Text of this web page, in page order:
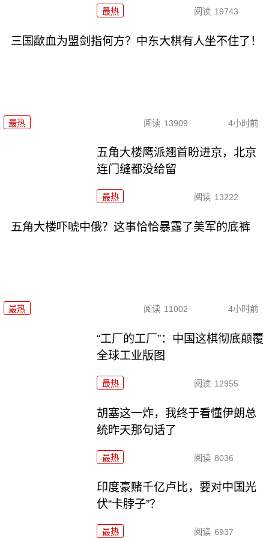
最热 阅读 19743
三国歃血为盟剑指何方？中东大棋有人坐不住了！
最热 阅读 13909 4小时前
五角大楼鹰派翘首盼进京，北京
连门缝都没给留
最热 阅读 13222
五角大楼吓唬中俄？这事恰恰暴露了美军的底裤
最热 阅读 11002 4小时前
“工厂的工厂”：中国这棋彻底颠覆
全球工业版图
最热 阅读 12955
胡塞这一炸，我终于看懂伊朗总
统昨天那句话了
最热 阅读 8036
印度豪赌千亿卢比，要对中国光
伏“卡脖子”？
最热 阅读 6937